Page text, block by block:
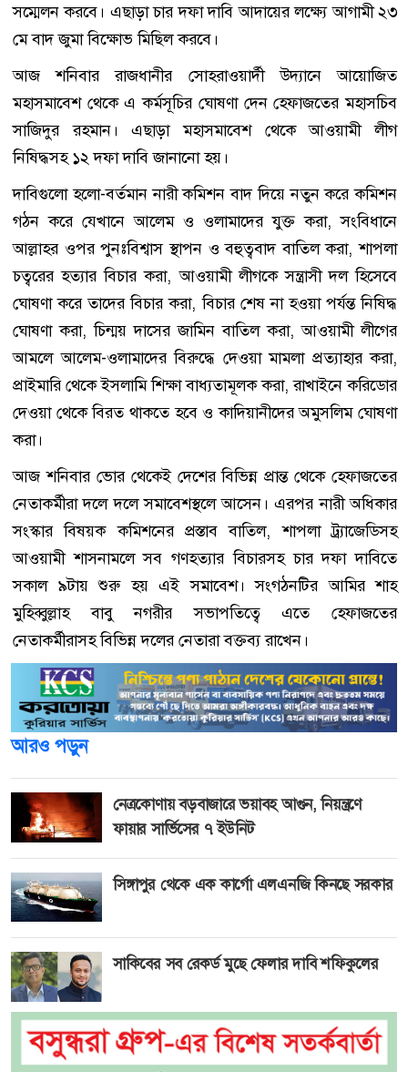
সম্মেলন করবে। এছাড়া চার দফা দাবি আদায়ের লক্ষ্যে আগামী ২৩
মে বাদ জুমা বিক্ষোভ মিছিল করবে।
আজ শনিবার রাজধানীর সোহরাওয়ার্দী উদ্যানে আয়োজিত
মহাসমাবেশ থেকে এ কর্মসূচির ঘোষণা দেন হেফাজতের মহাসচিব
সাজিদুর রহমান। এছাড়া মহাসমাবেশ থেকে আওয়ামী লীগ
নিষিদ্ধসহ ১২ দফা দাবি জানানো হয়।
দাবিগুলো হলো-বর্তমান নারী কমিশন বাদ দিয়ে নতুন করে কমিশন
গঠন করে যেখানে আলেম ও ওলামাদের যুক্ত করা, সংবিধানে
আল্লাহর ওপর পুনঃবিশ্বাস স্থাপন ও বহুত্ববাদ বাতিল করা, শাপলা
চত্বরের হত্যার বিচার করা, আওয়ামী লীগকে সন্ত্রাসী দল হিসেবে
ঘোষণা করে তাদের বিচার করা, বিচার শেষ না হওয়া পর্যন্ত নিষিদ্ধ
ঘোষণা করা, চিন্ময় দাসের জামিন বাতিল করা, আওয়ামী লীগের
আমলে আলেম-ওলামাদের বিরুদ্ধে দেওয়া মামলা প্রত্যাহার করা,
প্রাইমারি থেকে ইসলামি শিক্ষা বাধ্যতামূলক করা, রাখাইনে করিডোর
দেওয়া থেকে বিরত থাকতে হবে ও কাদিয়ানীদের অমুসলিম ঘোষণা
করা।
আজ শনিবার ভোর থেকেই দেশের বিভিন্ন প্রান্ত থেকে হেফাজতের
নেতাকর্মীরা দলে দলে সমাবেশস্থলে আসেন। এরপর নারী অধিকার
সংস্কার বিষয়ক কমিশনের প্রস্তাব বাতিল, শাপলা ট্র্যাজেডিসহ
আওয়ামী শাসনামলে সব গণহত্যার বিচারসহ চার দফা দাবিতে
সকাল ৯টায় শুরু হয় এই সমাবেশ। সংগঠনটির আমির শাহ
মুহিব্বুল্লাহ বাবু নগরীর সভাপতিত্বে এতে হেফাজতের
নেতাকর্মীরাসহ বিভিন্ন দলের নেতারা বক্তব্য রাখেন।
আরও পড়ুন
নেত্রকোণায় বড়বাজারে ভয়াবহ আগুন, নিয়ন্ত্রণে
ফায়ার সার্ভিসের ৭ ইউনিট
সিঙ্গাপুর থেকে এক কার্গো এলএনজি কিনছে সরকার
সাকিবের সব রেকর্ড মুছে ফেলার দাবি শফিকুলের